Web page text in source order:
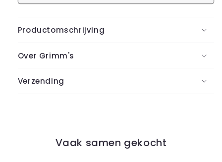
Productomschrijving
Over Grimm's
Verzending
Vaak samen gekocht